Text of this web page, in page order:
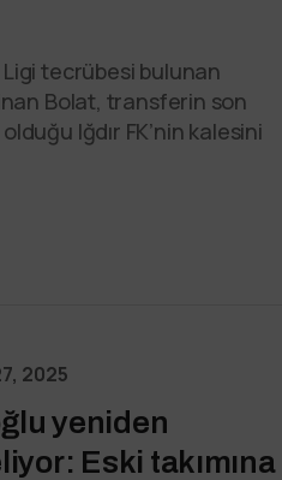
Ligi tecrübesi bulunan
Bolat, transferin son
Iğdır FK’nin kalesini
2025
yeniden
Eski takımına